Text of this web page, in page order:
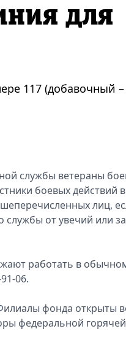
для
117 (добавочный –
службы ветераны
боевых действий в
лиц,
от увечий или
работать в
06.
фонда открыты
федеральной